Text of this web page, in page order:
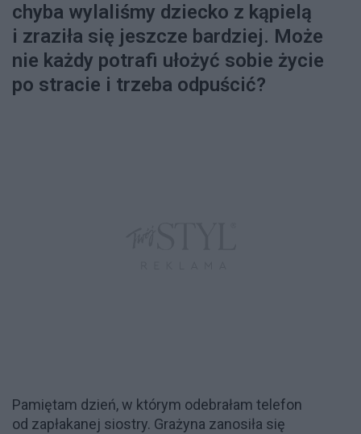
chyba wylaliśmy dziecko z kąpielą
i zraziła się jeszcze bardziej. Może
nie każdy potrafi ułożyć sobie życie
po stracie i trzeba odpuścić?
Pamiętam dzień, w którym odebrałam telefon
od zapłakanej siostry. Grażyna zanosiła się